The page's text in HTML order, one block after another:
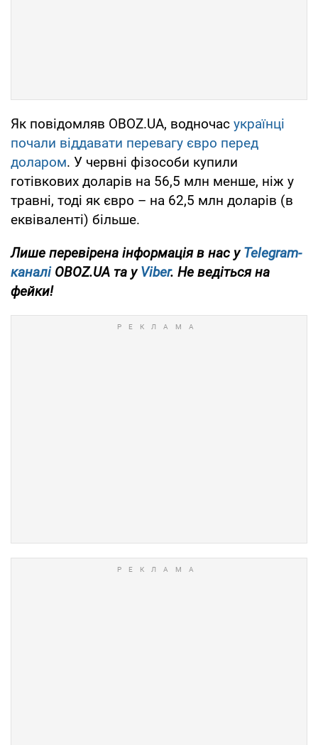
Як повідомляв OBOZ.UA, водночас українці
почали віддавати перевагу євро перед
доларом. У червні фізособи купили
готівкових доларів на 56,5 млн менше, ніж у
травні, тоді як євро – на 62,5 млн доларів (в
еквіваленті) більше.
Лише перевірена інформація в нас уTelegram-
каналіOBOZ.UA та уViber. Не ведіться на
фейки!